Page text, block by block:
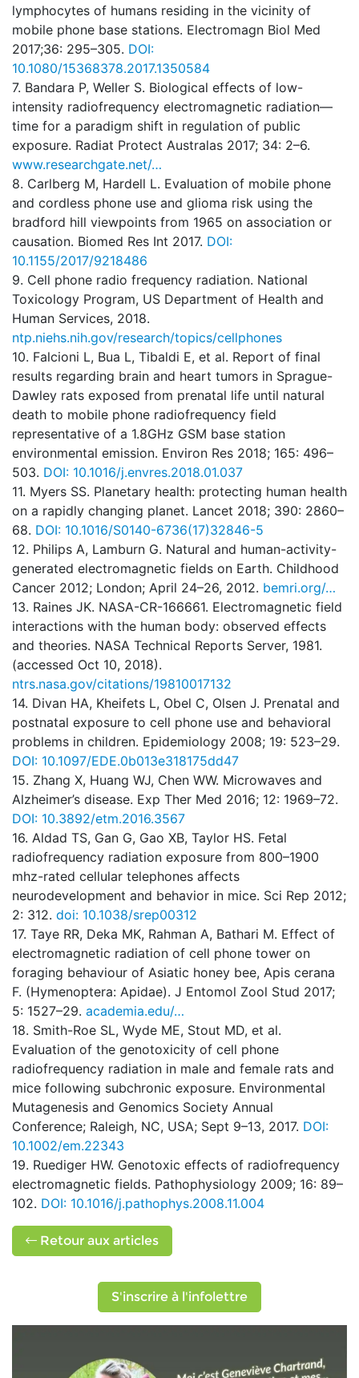
lymphocytes of humans residing in the vicinity of
mobile phone base stations. Electromagn Biol Med
2017;36: 295–305. DOI:
10.1080/15368378.2017.1350584
7. Bandara P, Weller S. Biological effects of low-
intensity radiofrequency electromagnetic radiation—
time for a paradigm shift in regulation of public
exposure. Radiat Protect Australas 2017; 34: 2–6.
www.researchgate.net/…
8. Carlberg M, Hardell L. Evaluation of mobile phone
and cordless phone use and glioma risk using the
bradford hill viewpoints from 1965 on association or
causation. Biomed Res Int 2017. DOI:
10.1155/2017/9218486
9. Cell phone radio frequency radiation. National
Toxicology Program, US Department of Health and
Human Services, 2018.
ntp.niehs.nih.gov/research/topics/cellphones
10. Falcioni L, Bua L, Tibaldi E, et al. Report of final
results regarding brain and heart tumors in Sprague-
Dawley rats exposed from prenatal life until natural
death to mobile phone radiofrequency field
representative of a 1.8GHz GSM base station
environmental emission. Environ Res 2018; 165: 496–
503. DOI: 10.1016/j.envres.2018.01.037
11. Myers SS. Planetary health: protecting human health
on a rapidly changing planet. Lancet 2018; 390: 2860–
68. DOI: 10.1016/S0140-6736(17)32846-5
12. Philips A, Lamburn G. Natural and human-activity-
generated electromagnetic fields on Earth. Childhood
Cancer 2012; London; April 24–26, 2012. bemri.org/…
13. Raines JK. NASA-CR-166661. Electromagnetic field
interactions with the human body: observed effects
and theories. NASA Technical Reports Server, 1981.
(accessed Oct 10, 2018).
ntrs.nasa.gov/citations/19810017132
14. Divan HA, Kheifets L, Obel C, Olsen J. Prenatal and
postnatal exposure to cell phone use and behavioral
problems in children. Epidemiology 2008; 19: 523–29.
DOI: 10.1097/EDE.0b013e318175dd47
15. Zhang X, Huang WJ, Chen WW. Microwaves and
Alzheimer’s disease. Exp Ther Med 2016; 12: 1969–72.
DOI: 10.3892/etm.2016.3567
16. Aldad TS, Gan G, Gao XB, Taylor HS. Fetal
radiofrequency radiation exposure from 800–1900
mhz-rated cellular telephones affects
neurodevelopment and behavior in mice. Sci Rep 2012;
2: 312. doi: 10.1038/srep00312
17. Taye RR, Deka MK, Rahman A, Bathari M. Effect of
electromagnetic radiation of cell phone tower on
foraging behaviour of Asiatic honey bee, Apis cerana
F. (Hymenoptera: Apidae). J Entomol Zool Stud 2017;
5: 1527–29. academia.edu/…
18. Smith-Roe SL, Wyde ME, Stout MD, et al.
Evaluation of the genotoxicity of cell phone
radiofrequency radiation in male and female rats and
mice following subchronic exposure. Environmental
Mutagenesis and Genomics Society Annual
Conference; Raleigh, NC, USA; Sept 9–13, 2017. DOI:
10.1002/em.22343
19. Ruediger HW. Genotoxic effects of radiofrequency
electromagnetic fields. Pathophysiology 2009; 16: 89–
102. DOI: 10.1016/j.pathophys.2008.11.004
Retour aux articles
S'inscrire à l'infolettre